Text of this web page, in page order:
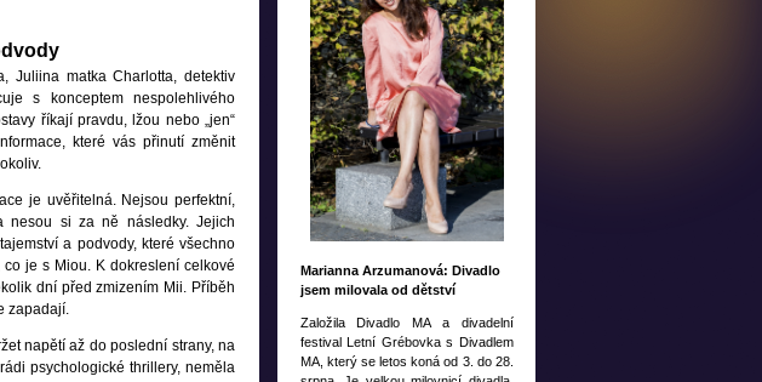
Juliina matka Charlotta, detektiv
s konceptem nespolehlivého
říkají pravdu, lžou nebo „jen“
které vás přinutí změnit
je uvěřitelná. Nejsou perfektní,
nesou si za ně následky. Jejich
a podvody, které všechno
je s Miou. K dokreslení celkové
dní před zmizením Mii. Příběh
zapadají.
napětí až do poslední strany, na
psychologické thrillery, neměla
Marianna Arzumanová: Divadlo
jsem milovala od dětství
Založila Divadlo MA a divadelní
festival Letní Grébovka s Divadlem
MA, který se letos koná od 3. do 28.